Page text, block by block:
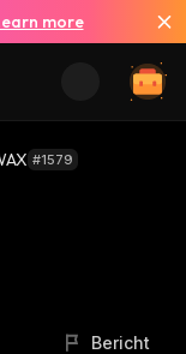
more
#1579
Bericht